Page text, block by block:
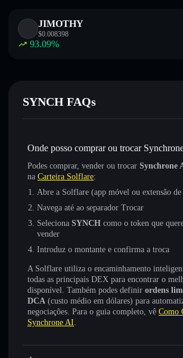
JIMOTHY
$0.008398
93.09%
SYNCH FAQs
Onde posso comprar ou trocar
Podes comprar, vender ou trocar Synchrone
na Carteira Solflare:
Abre a Solflare (app móvel ou extensão de
Navega até ao separador Trocar
Seleciona SYNCH como o token que
vender
Introduz o montante e confirma a troca
A Solflare utiliza o encaminhamento
todas as principais DEX para encontrar o
disponível. Também podes definir ordens
DCA (custo médio em dólares) para
negociações. Para o guia completo, vê Como
Synchrone AI.